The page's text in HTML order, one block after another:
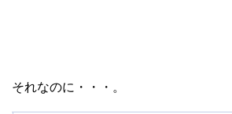
それなのに・・・。